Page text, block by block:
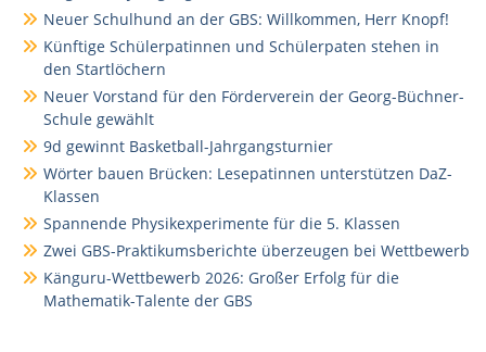
Neuer Schulhund an der GBS: Willkommen, Herr Knopf!
Künftige Schülerpatinnen und Schülerpaten stehen in
den Startlöchern
Neuer Vorstand für den Förderverein der Georg-Büchner-
Schule gewählt
9d gewinnt Basketball-Jahrgangsturnier
Wörter bauen Brücken: Lesepatinnen unterstützen DaZ-
Klassen
Spannende Physikexperimente für die 5. Klassen
Zwei GBS-Praktikumsberichte überzeugen bei Wettbewerb
Känguru-Wettbewerb 2026: Großer Erfolg für die
Mathematik-Talente der GBS